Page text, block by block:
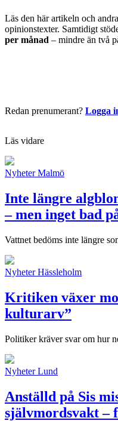
Läs den här artikeln och
opinionstexter. Samtidigt
per månad – mindre än två
Redan prenumerant? Logga
Läs vidare
Nyheter Malmö
Inte längre
– men inget bad
Vattnet bedöms inte längre
Nyheter Hässleholm
Kritiken växer
kulturarv”
Politiker kräver svar om hur
Nyheter Lund
Anställd på Sis
självmordsvakt –